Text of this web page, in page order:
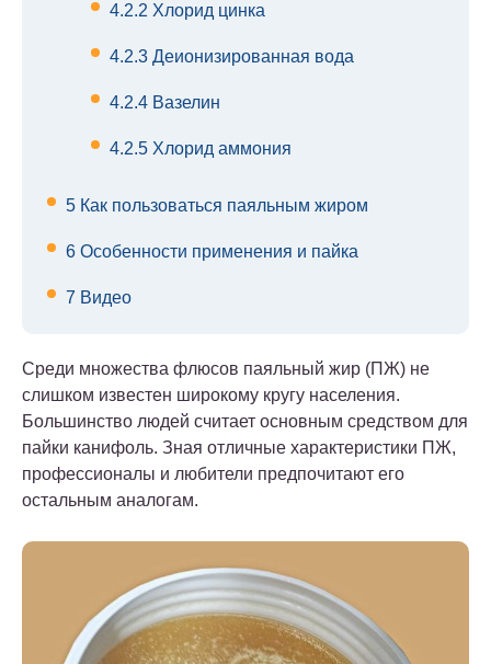
4.2.2 Хлорид цинка
4.2.3 Деионизированная вода
4.2.4 Вазелин
4.2.5 Хлорид аммония
5 Как пользоваться паяльным жиром
6 Особенности применения и пайка
7 Видео
Среди множества флюсов паяльный жир (ПЖ) не
слишком известен широкому кругу населения.
Большинство людей считает основным средством для
пайки канифоль. Зная отличные характеристики ПЖ,
профессионалы и любители предпочитают его
остальным аналогам.